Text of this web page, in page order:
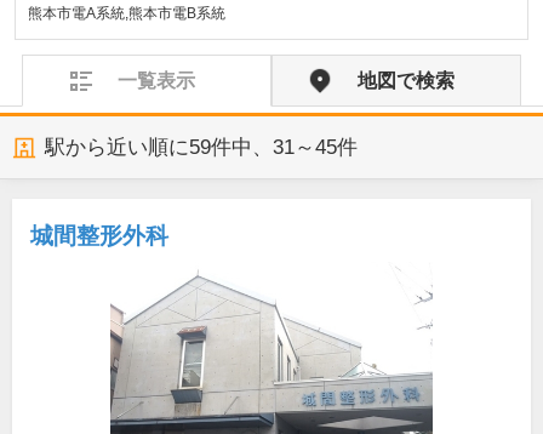
熊本市電A系統,熊本市電B系統
一覧表示 地図で検索
駅から近い順に59件中、 31～45件
城間整形外科